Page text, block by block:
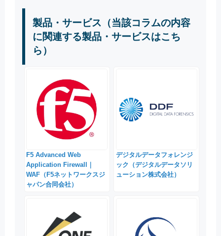
製品・サービス（当該コラムの内容
に関連する製品・サービスはこち
ら）
F5 Advanced Web
Application Firewall｜
WAF（F5ネットワークスジ
ャパン合同会社）
デジタルデータフォレンジ
ック（デジタルデータソリ
ューション株式会社）